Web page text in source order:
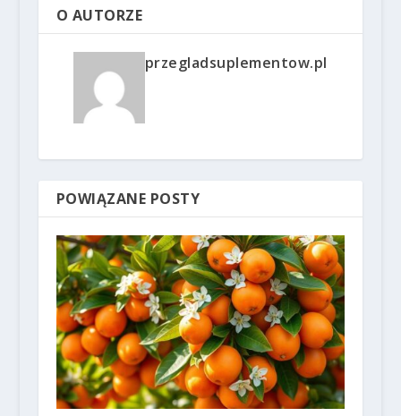
O AUTORZE
przegladsuplementow.pl
POWIĄZANE POSTY